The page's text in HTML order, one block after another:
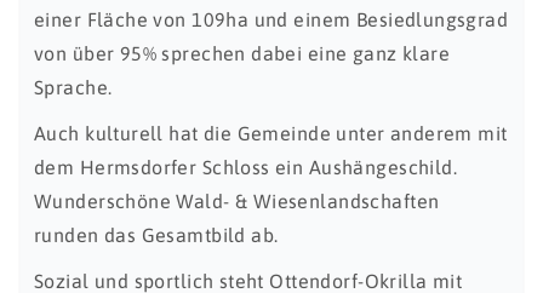
einer Fläche von 109ha und einem Besiedlungsgrad
von über 95% sprechen dabei eine ganz klare
Sprache.
Auch kulturell hat die Gemeinde unter anderem mit
dem Hermsdorfer Schloss ein Aushängeschild.
Wunderschöne Wald- & Wiesenlandschaften
runden das Gesamtbild ab.
Sozial und sportlich steht Ottendorf-Okrilla mit